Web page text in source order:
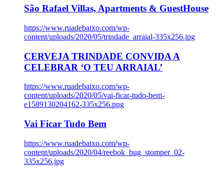
São Rafael Villas, Apartments & GuestHouse
https://www.ruadebaixo.com/wp-
content/uploads/2020/05/trindade_arraial-335x256.jpg
CERVEJA TRINDADE CONVIDA A
CELEBRAR ‘O TEU ARRAIAL’
https://www.ruadebaixo.com/wp-
content/uploads/2020/05/vai-ficar-tudo-bem-
e1589130204162-335x256.png
Vai Ficar Tudo Bem
https://www.ruadebaixo.com/wp-
content/uploads/2020/04/reebok_bug_stomper_02-
335x256.jpg